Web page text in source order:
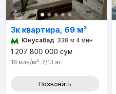
3к квартира, 69 м²
Юнусабад 338 м 4 мин
1 207 800 000 сум
18 млн/м² 7/13 эт.
Позвонить